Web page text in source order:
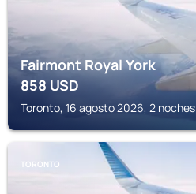
Fairmont Royal York
858USD
Toronto, 16 agosto 2026, 2 noches
TORONTO